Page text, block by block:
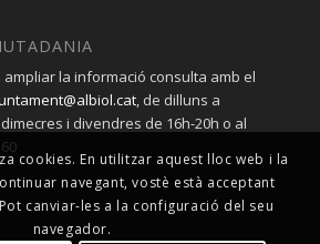
la informació consulta amb el
, de dilluns a
i divendres de 16h-20h o al
cookies. En utilitzar aquest lloc web i la
navegant, vostè està acceptant
canviar-les a la configuració del seu
navegador.